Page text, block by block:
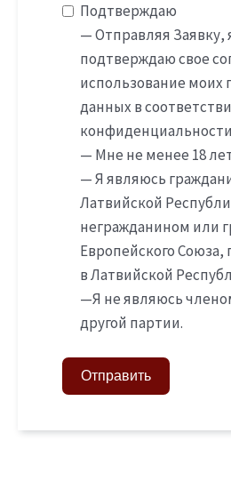
Подтверждаю
— Отправляя Заявку,
подтверждаю свое
использование моих
данных в
— Мне не менее 18
— Я являюсь
Латвийской
негражданином или
Европейского
в Латвийской
—Я не являюсь
другой партии.
Отправить